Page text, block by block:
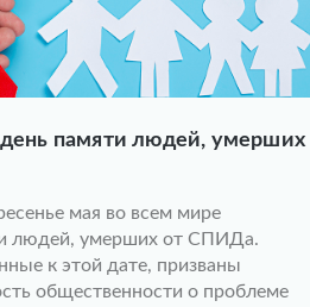
памяти людей, умерших
мая во всем мире
людей, умерших от СПИДа.
к этой дате, призваны
общественности о проблеме